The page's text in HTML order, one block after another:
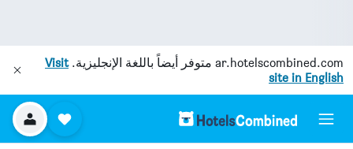
ar.hotelscombined.com متوفر أيضاً باللغة الإنجليزية.Visit
site in English